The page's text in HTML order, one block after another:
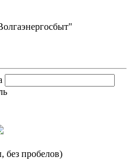
без пробелов)